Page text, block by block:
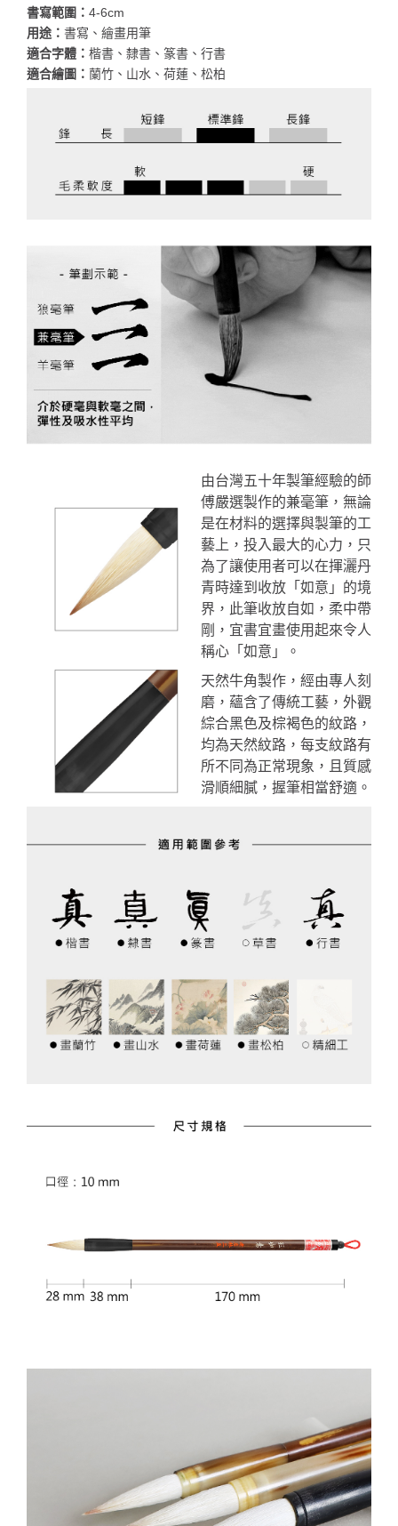
書寫範圍： 4-6cm
用途： 書寫、繪畫用筆
適合字體： 楷書、隸書、篆書、行書
適合繪圖： 蘭竹、山水、荷蓮、松柏
由台灣五十年製筆經驗的師
傅嚴選製作的兼毫筆，無論
是在材料的選擇與製筆的工
藝上，投入最大的心力，只
為了讓使用者可以在揮灑丹
青時達到收放「 如意」的境
界，此筆收放自如，柔中帶
剛，宜書宜畫使用起來令人
稱心「如意」。
天然牛角製作，經由專人刻
磨，蘊含了傳統工藝，外觀
綜合黑色及棕褐色的紋路，
均為天然紋路，每支紋路有
所不同為正常現象，且質感
滑順細膩，握筆相當舒適。